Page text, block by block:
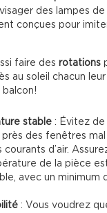
des lampes de
conçues pour
faire des rotations
au soleil chacun leur
stable : Évitez de
des fenêtres mal
courants d’air.
de la pièce
avec un minimum
: Vous voudrez